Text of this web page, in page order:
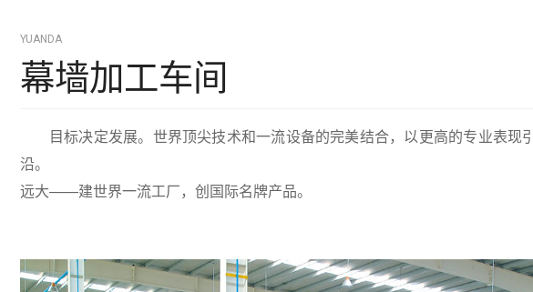
YUANDA
幕墙加工车间
目标决定发展。世界顶尖技术和一流设备的完美结合，以更高的专业表现
沿。
远大——建世界一流工厂，创国际名牌产品。